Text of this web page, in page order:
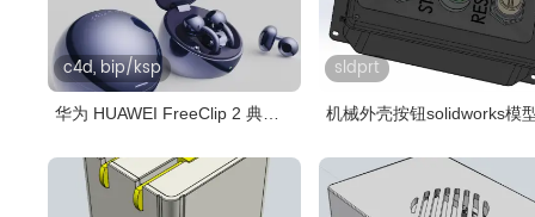
c4d, bip/ksp
华为 HUAWEI FreeClip 2 典藏
sldprt
机械外壳按钮solidworks模